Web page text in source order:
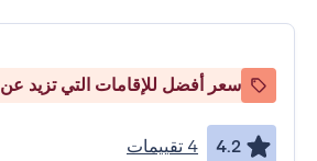
سعر أفضل للإقامات التي تزيد عن 28 ليلة
4.2 4 تقييمات